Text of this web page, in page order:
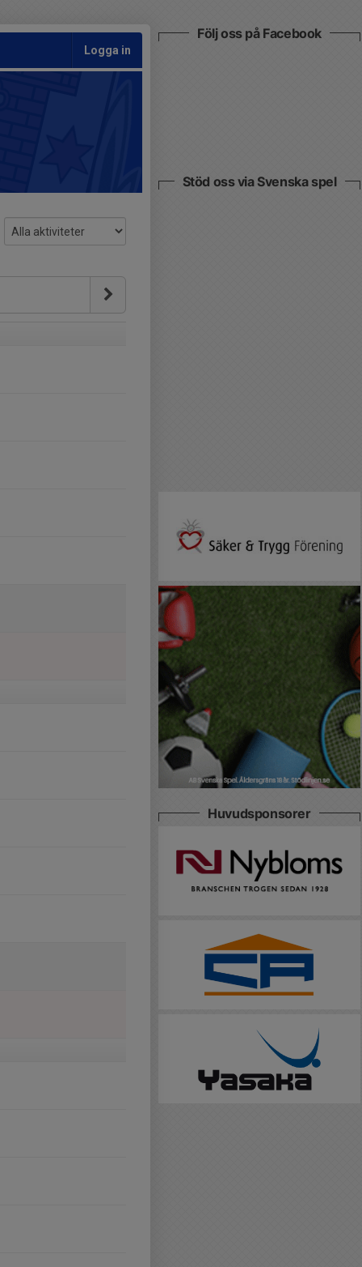
Logga in
Följ oss på Facebook
Stöd oss via Svenska spel
Huvudsponsorer